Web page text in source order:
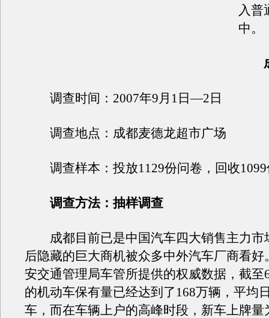
入普
中。
调查时间：2007年9月1日—2日
调查地点：成都麦德龙超市广场
调查样本：投放1129份问卷，回收1099
调查方法：抽样调查
成都目前已是中国汽车四大销售主力市
后隐藏的巨大商机被众多中外汽车厂商看好
安交通管理局车管所提供的权威数据，截至
的机动车保有量已经达到了168万辆，平均
车，而在车辆上户的高峰时段，新车上牌量